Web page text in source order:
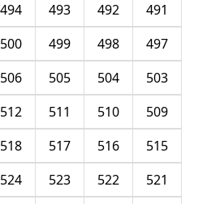
491
492
493
494
497
498
499
500
503
504
505
506
509
510
511
512
515
516
517
518
521
522
523
524